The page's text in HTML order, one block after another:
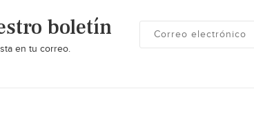
boletín
en tu correo.